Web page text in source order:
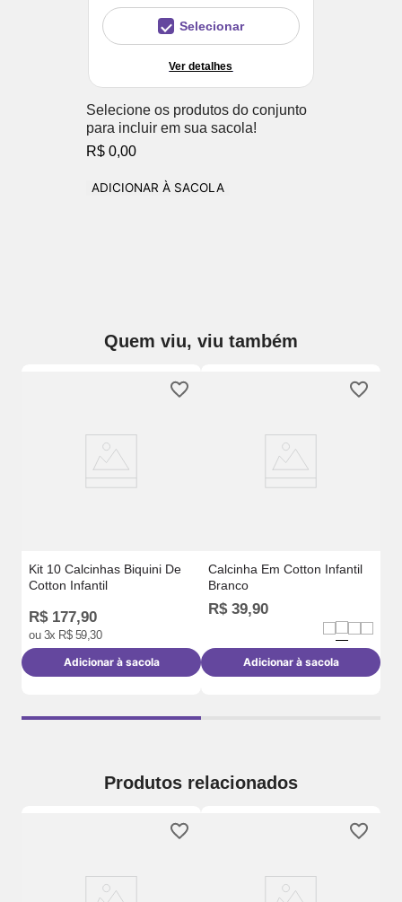
Selecionar
Ver detalhes
Selecione os produtos do conjunto
para incluir em sua sacola!
R$ 0,00
ADICIONAR À SACOLA
Quem viu, viu também
Kit 10 Calcinhas Biquini De
Cotton Infantil
R$ 177,90
ou 3x R$ 59,30
Adicionar à sacola
Calcinha Em Cotton Infantil
Branco
R$ 39,90
Adicionar à sacola
Produtos relacionados